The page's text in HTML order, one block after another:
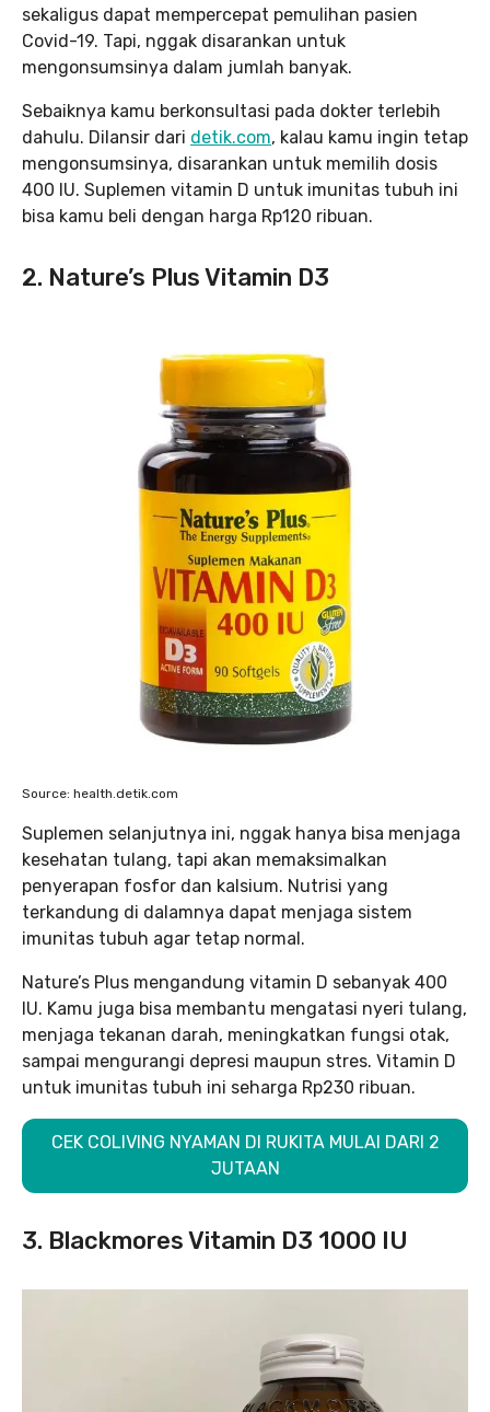
sekaligus dapat mempercepat pemulihan pasien
Covid-19. Tapi, nggak disarankan untuk
mengonsumsinya dalam jumlah banyak.
Sebaiknya kamu berkonsultasi pada dokter terlebih
dahulu. Dilansir dari detik.com, kalau kamu ingin tetap
mengonsumsinya, disarankan untuk memilih dosis
400 IU. Suplemen vitamin D untuk imunitas tubuh ini
bisa kamu beli dengan harga Rp120 ribuan.
2. Nature’s Plus Vitamin D3
Source: health.detik.com
Suplemen selanjutnya ini, nggak hanya bisa menjaga
kesehatan tulang, tapi akan memaksimalkan
penyerapan fosfor dan kalsium. Nutrisi yang
terkandung di dalamnya dapat menjaga sistem
imunitas tubuh agar tetap normal.
Nature’s Plus mengandung vitamin D sebanyak 400
IU. Kamu juga bisa membantu mengatasi nyeri tulang,
menjaga tekanan darah, meningkatkan fungsi otak,
sampai mengurangi depresi maupun stres. Vitamin D
untuk imunitas tubuh ini seharga Rp230 ribuan.
CEK COLIVING NYAMAN DI RUKITA MULAI DARI 2
JUTAAN
3. Blackmores Vitamin D3 1000 IU